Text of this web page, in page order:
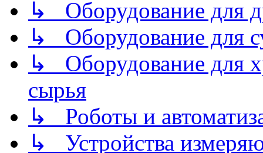
↳ Оборудование для
↳ Оборудование для
↳ Оборудование для
сырья
↳ Роботы и
↳ Устройства